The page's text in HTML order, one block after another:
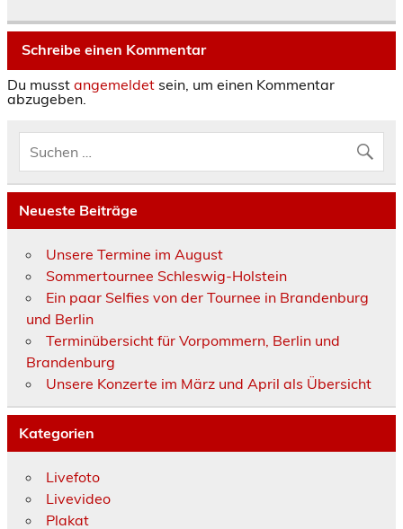
Schreibe einen Kommentar
Du musst angemeldet sein, um einen Kommentar
abzugeben.
Neueste Beiträge
Unsere Termine im August
Sommertournee Schleswig-Holstein
Ein paar Selfies von der Tournee in Brandenburg
und Berlin
Terminübersicht für Vorpommern, Berlin und
Brandenburg
Unsere Konzerte im März und April als Übersicht
Kategorien
Livefoto
Livevideo
Plakat